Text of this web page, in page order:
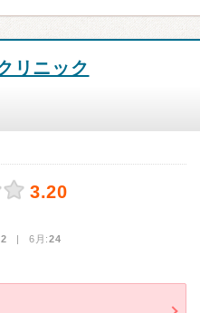
リニック
3.20
| 6月:24